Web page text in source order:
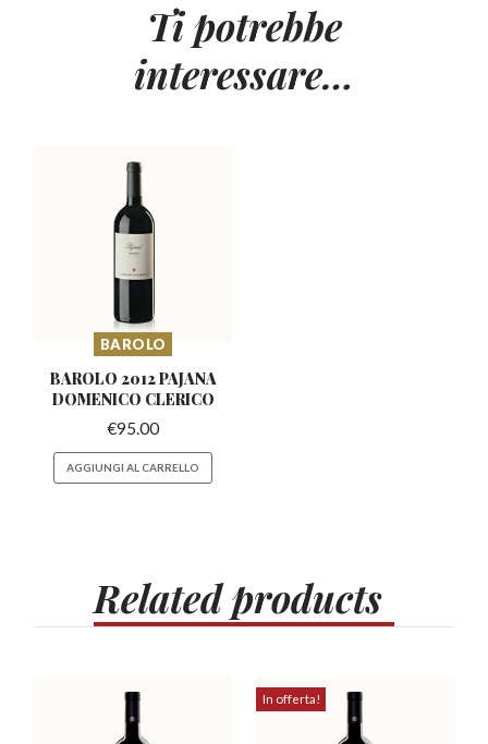
Ti potrebbe
interessare…
BAROLO
BAROLO 2012 PAJANA
DOMENICO CLERICO
€95.00
AGGIUNGI AL CARRELLO
Relatedproducts
In offerta!